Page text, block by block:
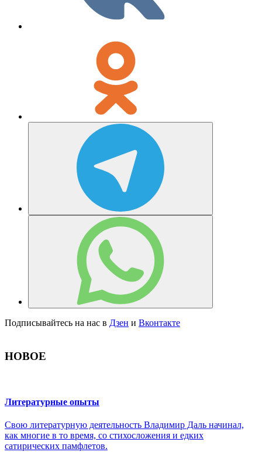
Подписывайтесь на нас в Дзен и Вконтакте
НОВОЕ
Литературные опыты
Свою литературную деятельность Владимир Даль начинал,
как многие в то время, со стихосложения и едких
сатирических памфлетов.